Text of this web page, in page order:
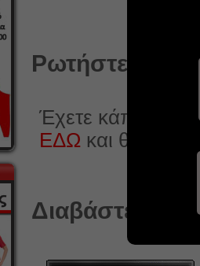
Ρωτήστε κάτι
Έχετε κάποια
ΕΔΩ και θα
Διαβάστε ή